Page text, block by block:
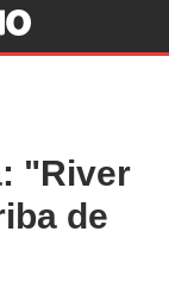
"River
de